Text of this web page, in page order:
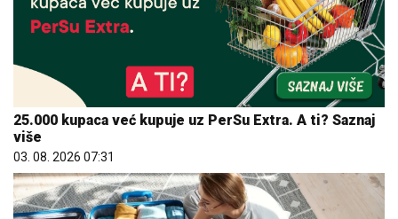
25.000 kupaca već kupuje uz PerSu Extra. A ti? Saznaj
više
03. 08. 2026 07:31